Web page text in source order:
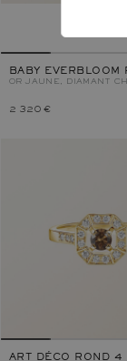
BABY EVERBLOOM
OR JAUNE, DIAMANT
2 320 €
ART DÉCO ROND 4